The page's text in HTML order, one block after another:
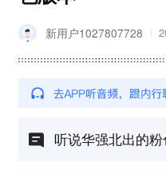
新用户1027807728
听说华强北出的